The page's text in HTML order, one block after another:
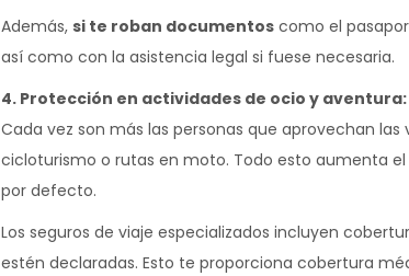
Además, si te roban documentos como el
así como con la asistencia legal si fuese necesaria.
4. Protección en actividades de ocio y
Cada vez son más las personas que aprovechan
cicloturismo o rutas en moto. Todo esto aumenta
por defecto.
Los seguros de viaje especializados incluyen
estén declaradas. Esto te proporciona cobertura